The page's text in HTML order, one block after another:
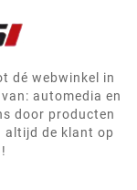
dé webwinkel in
automedia en
door producten
altijd de klant op